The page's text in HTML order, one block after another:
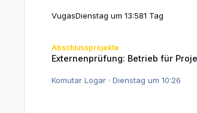
VugasDienstag um 13:581 Tag
Abschlussprojekte
Externenprüfung: Betrieb für
Komutar Logar· Dienstag um 10:26